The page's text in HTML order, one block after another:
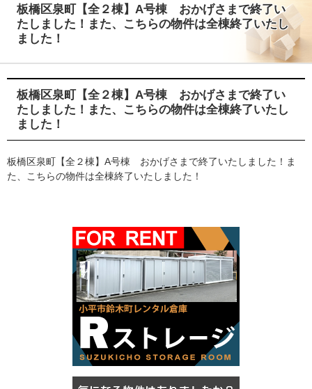
板橋区泉町【全２棟】A号棟 おかげさまで終了い
たしました！また、こちらの物件は全棟終了いたし
ました！
板橋区泉町【全２棟】A号棟 おかげさまで終了い
たしました！また、こちらの物件は全棟終了いたし
ました！
板橋区泉町【全２棟】A号棟 おかげさまで終了いたしました！ま
た、こちらの物件は全棟終了いたしました！